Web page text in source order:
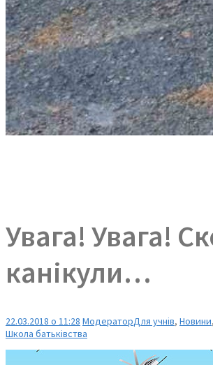
Увага! Увага!
канікули…
22.03.2018 о 11:28 МодераторДля учнів, Новини,
Школа батьківства